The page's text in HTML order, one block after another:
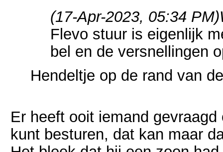
(17-Apr-2023, 05:34 PM)
Flevo stuur is eigenlijk
bel en de versnellingen
Hendeltje op de rand van
Er heeft ooit iemand
kunt besturen, dat kan maar